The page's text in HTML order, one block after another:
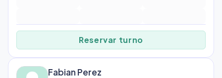
Reservar turno
Fabian Perez